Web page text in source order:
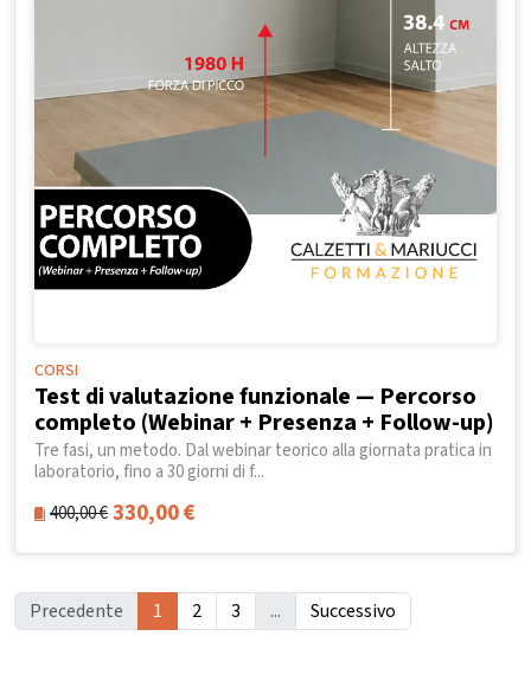
CORSI
Test di valutazione funzionale — Percorso
completo (Webinar + Presenza + Follow-up)
Tre fasi, un metodo. Dal webinar teorico alla giornata pratica in
laboratorio, fino a 30 giorni di f...
400,00€330,00€
Precedente 1 2 3 ... Successivo